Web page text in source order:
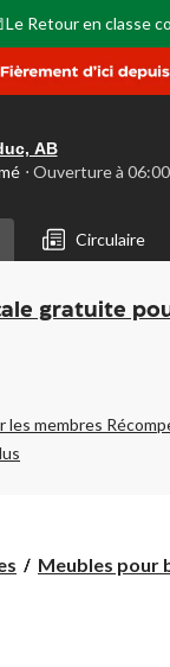
Retour en classe
AB
⋅ Ouverture à 06:00
Circulaire
gratuite
membres
Meubles pour